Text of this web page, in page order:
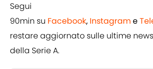
Segui
90min su Facebook, Instagrame
restare aggiornato sulle ultime
della Serie A.